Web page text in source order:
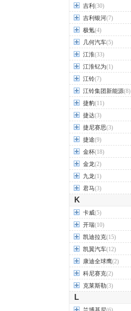
吉利 (30)
吉利银河(7)
极氪(4)
几何汽车(5)
江淮(33)
江淮钇为(1)
江铃(7)
江铃集团新能源(8)
捷豹(11)
捷达(3)
捷尼赛思(3)
捷途(9)
金杯(18)
金龙(2)
九龙(1)
君马(3)
K
卡威(5)
开瑞(10)
凯迪拉克(15)
凯翼汽车(12)
康迪全球鹰(2)
科尼赛克(2)
克莱斯勒(3)
L